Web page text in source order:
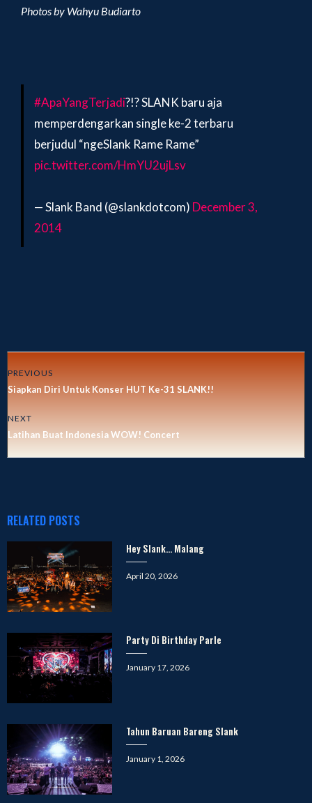
Photos by Wahyu Budiarto
#ApaYangTerjadi?!? SLANK baru aja
memperdengarkan single ke-2 terbaru
berjudul “ngeSlank Rame Rame”
pic.twitter.com/HmYU2ujLsv
— Slank Band (@slankdotcom) December 3,
2014
PREVIOUS
Siapkan Diri Untuk Konser HUT Ke-31 SLANK!!
NEXT
Latihan Buat Indonesia WOW! Concert
RELATED POSTS
Hey Slank… Malang
Posted
April 20, 2026
Party Di Birthday Parle
Posted
January 17, 2026
Tahun Baruan Bareng Slank
Posted
January 1, 2026